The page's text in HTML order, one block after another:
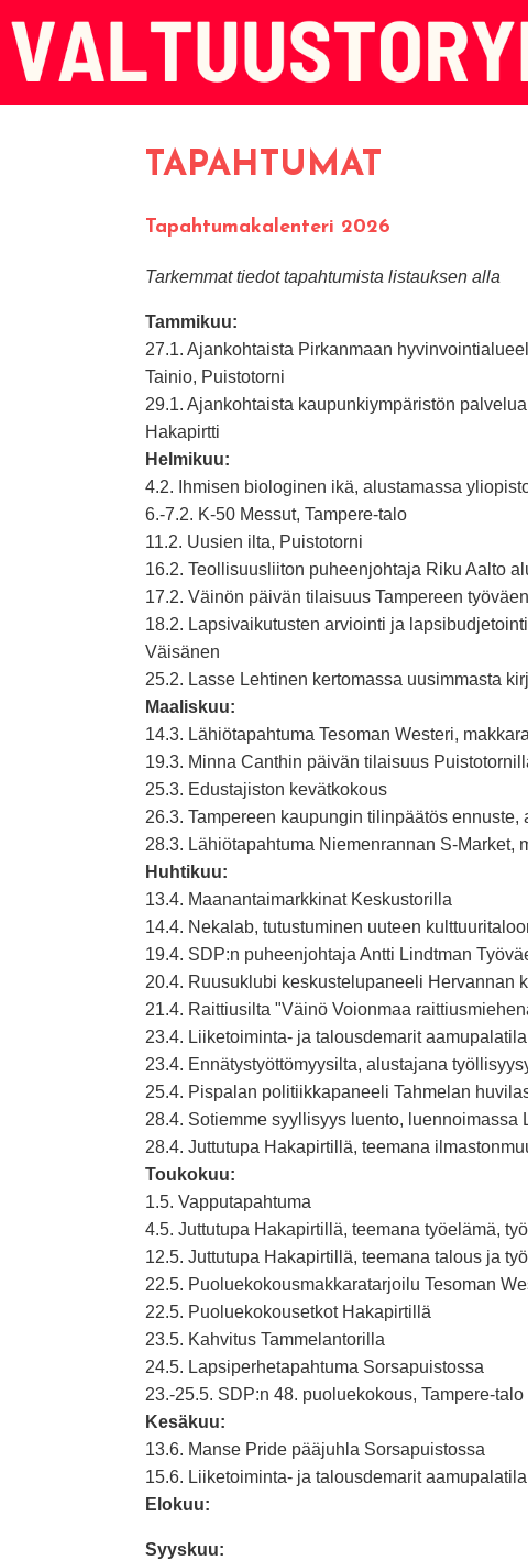
TAPAHTUMAT
Tapahtumakalenteri 2026
Tarkemmat tiedot tapahtumista listauksen alla
Tammikuu:
27.1. Ajankohtaista Pirkanmaan
Tainio, Puistotorni
29.1. Ajankohtaista kaupunkiympäristön
Hakapirtti
Helmikuu:
4.2. Ihmisen biologinen ikä, alustamassa
6.-7.2. K-50 Messut, Tampere-talo
11.2. Uusien ilta, Puistotorni
16.2. Teollisuusliiton puheenjohtaja Riku Aalto
17.2. Väinön päivän tilaisuus Tampereen
18.2. Lapsivaikutusten arviointi ja
Väisänen
25.2. Lasse Lehtinen kertomassa uusimmasta
Maaliskuu:
14.3. Lähiötapahtuma Tesoman Westeri,
19.3. Minna Canthin päivän tilaisuus
25.3. Edustajiston kevätkokous
26.3. Tampereen kaupungin tilinpäätös
28.3. Lähiötapahtuma Niemenrannan S-Market,
Huhtikuu:
13.4. Maanantaimarkkinat Keskustorilla
14.4. Nekalab, tutustuminen uuteen
19.4. SDP:n puheenjohtaja Antti Lindtman
20.4. Ruusuklubi keskustelupaneeli Hervannan
21.4. Raittiusilta "Väinö Voionmaa
23.4. Liiketoiminta- ja talousdemarit
23.4. Ennätystyöttömyysilta, alustajana
25.4. Pispalan politiikkapaneeli Tahmelan
28.4. Sotiemme syyllisyys luento,
28.4. Juttutupa Hakapirtillä, teemana
Toukokuu:
1.5. Vapputapahtuma
4.5. Juttutupa Hakapirtillä, teemana työelämä,
12.5. Juttutupa Hakapirtillä, teemana talous ja
22.5. Puoluekokousmakkaratarjoilu Tesoman
22.5. Puoluekokousetkot Hakapirtillä
23.5. Kahvitus Tammelantorilla
24.5. Lapsiperhetapahtuma Sorsapuistossa
23.-25.5. SDP:n 48. puoluekokous, Tampere-talo
Kesäkuu:
13.6. Manse Pride pääjuhla Sorsapuistossa
15.6. Liiketoiminta- ja talousdemarit
Elokuu:
Syyskuu: